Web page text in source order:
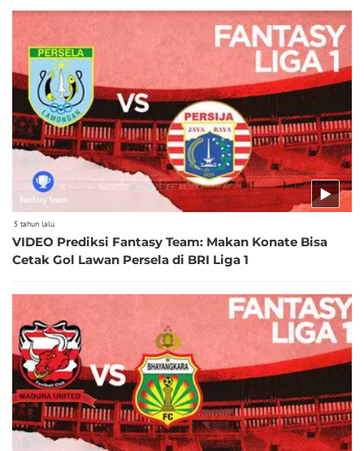
5 tahun lalu
VIDEO Prediksi Fantasy Team: Makan Konate Bisa
Cetak Gol Lawan Persela di BRI Liga 1